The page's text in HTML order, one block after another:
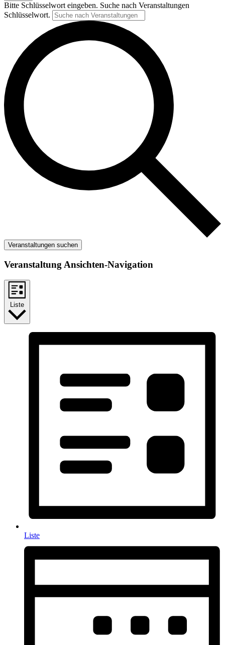
Bitte Schlüsselwort eingeben. Suche nach Veranstaltungen
Schlüsselwort.
Veranstaltungen suchen
Veranstaltung Ansichten-Navigation
Liste
Liste